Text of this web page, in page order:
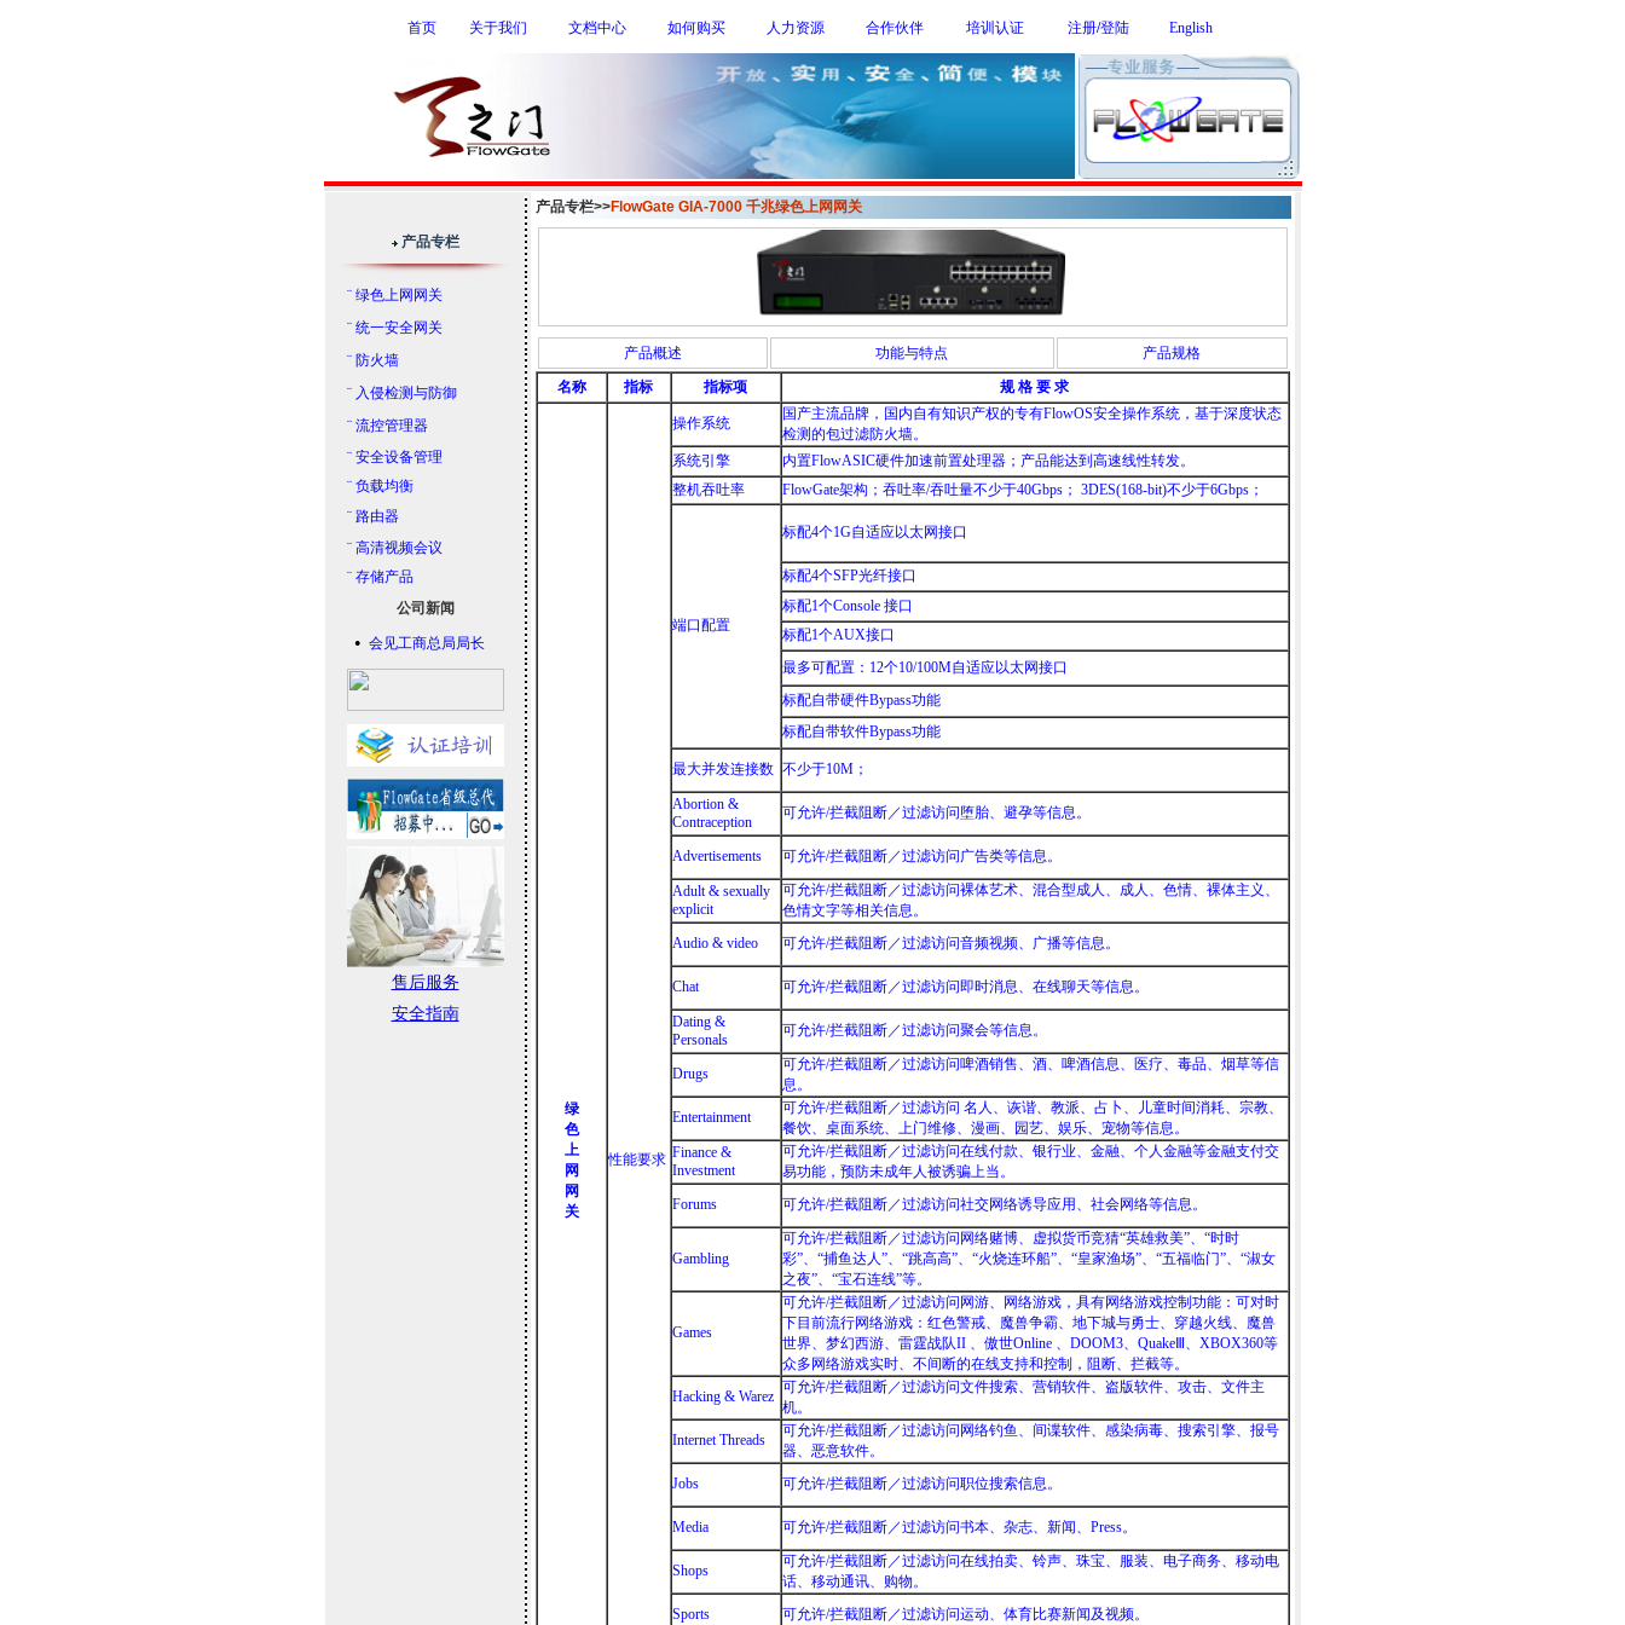
首页 关于我们 文档中心 如何购买 人力资源 合作伙伴 培训认证 注册/登陆 English
产品专栏
¨ 绿色上网网关
¨ 统一安全网关
¨ 防火墙
¨ 入侵检测与防御
¨ 流控管理器
¨ 安全设备管理
¨ 负载均衡
¨ 路由器
¨ 高清视频会议
¨ 存储产品
公司新闻
● 会见工商总局局长
售后服务
安全指南
产品专栏>>FlowGate GIA-7000 千兆绿色上网网关
产品概述 功能与特点
产品规格
名称
指标 指标项 规 格 要 求
绿
色
上
网
网
关
性能要求
操作系统
国产主流品牌，国内自有知识产权的专有FlowOS安全操作系统，基于深度状态
检测的包过滤防火墙。
系统引擎
内置FlowASIC硬件加速前置处理器；产品能达到高速线性转发。
整机吞吐率
FlowGate架构；吞吐率/吞吐量不少于40Gbps； 3DES(168-bit)不少于6Gbps；
端口配置
标配4个1G自适应以太网接口
标配4个SFP光纤接口
标配1个Console 接口
标配1个AUX接口
最多可配置：12个10/100M自适应以太网接口
标配自带硬件Bypass功能
标配自带软件Bypass功能
最大并发连接数 不少于10M；
Abortion &
Contraception
可允许/拦截阻断／过滤访问堕胎、避孕等信息。
Advertisements 可允许/拦截阻断／过滤访问广告类等信息。
Adult & sexually
explicit
可允许/拦截阻断／过滤访问裸体艺术、混合型成人、成人、色情、裸体主义、
色情文字等相关信息。
Audio & video
可允许/拦截阻断／过滤访问音频视频、广播等信息。
Chat 可允许/拦截阻断／过滤访问即时消息、在线聊天等信息。
Dating &
Personals
可允许/拦截阻断／过滤访问聚会等信息。
Drugs
可允许/拦截阻断／过滤访问啤酒销售、酒、啤酒信息、医疗、毒品、烟草等信
息。
Entertainment
可允许/拦截阻断／过滤访问 名人、诙谐、教派、占卜、儿童时间消耗、宗教、
餐饮、桌面系统、上门维修、漫画、园艺、娱乐、宠物等信息。
Finance &
Investment
可允许/拦截阻断／过滤访问在线付款、银行业、金融、个人金融等金融支付交
易功能，预防未成年人被诱骗上当。
Forums
可允许/拦截阻断／过滤访问社交网络诱导应用、社会网络等信息。
Gambling
可允许/拦截阻断／过滤访问网络赌博、虚拟货币竞猜“英雄救美”、“时时
彩”、“捕鱼达人”、“跳高高”、“火烧连环船”、“皇家渔场”、“五福临门”、“淑女
之夜”、“宝石连线”等。
Games
可允许/拦截阻断／过滤访问网游、网络游戏，具有网络游戏控制功能：可对时
下目前流行网络游戏：红色警戒、魔兽争霸、地下城与勇士、穿越火线、魔兽
世界、梦幻西游、雷霆战队II 、傲世Online 、DOOM3、QuakeⅢ、XBOX360等
众多网络游戏实时、不间断的在线支持和控制，阻断、拦截等。
Hacking & Warez
可允许/拦截阻断／过滤访问文件搜索、营销软件、盗版软件、攻击、文件主
机。
Internet Threads
可允许/拦截阻断／过滤访问网络钓鱼、间谍软件、感染病毒、搜索引擎、报号
器、恶意软件。
Jobs
可允许/拦截阻断／过滤访问职位搜索信息。
Media 可允许/拦截阻断／过滤访问书本、杂志、新闻、Press。
Shops
可允许/拦截阻断／过滤访问在线拍卖、铃声、珠宝、服装、电子商务、移动电
话、移动通讯、购物。
Sports
可允许/拦截阻断／过滤访问运动、体育比赛新闻及视频。